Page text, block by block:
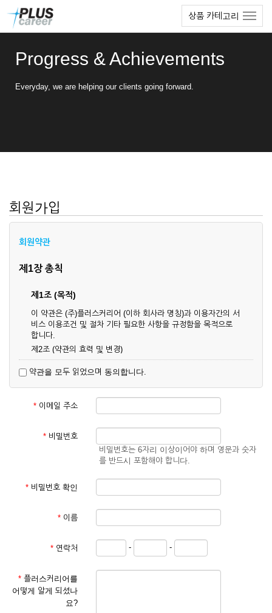
상품 카테고리
Progress & Achievements
Everyday, we are helping our clients going forward.
회원가입
회원약관
제1장 총칙
제1조 (목적)
이 약관은 (주)플러스커리어 (이하 회사라 명칭)과 이용자간의 서
비스 이용조건 및 절차 기타 필요한 사항을 규정함을 목적으로
합니다.
제2조 (약관의 효력 및 변경)
업상 중요 하거나 합리적인 사유가 발생할 경우 온라인 공사를
통하여 변경할 수 있습니다.
② 회원은 변경된 약관에 동의하지 않을 경우 서비스 이용을 중
단하고 이용계약을 해지할 수 있습니다. 약관의 효력 발생일 이
것으로 간주됩니다.
제3조 (약관의 외 준칙)
관계법령의 규정에 따릅니다.
① 서비스 이용계약은 서비스 이용 희망자가 본 약관에 동의한
를 심사, 승낙함으로써 성립하며, 회사는 신청자의 실명 확인 절
차를 밟을 수 있습니다.
② 회원가입시 입력한 ID는 변경할 수 없으며, 회원 1인당 한 개
의 ID가 발급됩니다. 부득이한 경우로 인해 변경하고자 하는 경
약관을 모두 읽었으며 동의합니다.
* 이메일 주소
* 비밀번호
비밀번호는 6자리 이상이어야 하며 영문과 숫자
를 반드시 포함해야 합니다.
* 비밀번호 확인
* 이름
* 연락처 - -
* 플러스커리어를
어떻게 알게 되셨나
요?